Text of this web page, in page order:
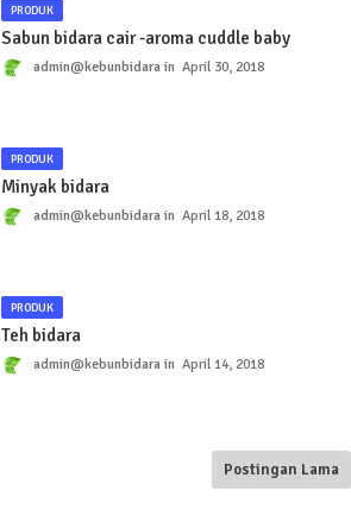
PRODUK
Sabun bidara cair -aroma cuddle baby
admin@kebunbidara April 30, 2018
PRODUK
Minyak bidara
admin@kebunbidara April 18, 2018
PRODUK
Teh bidara
admin@kebunbidara April 14, 2018
Postingan Lama